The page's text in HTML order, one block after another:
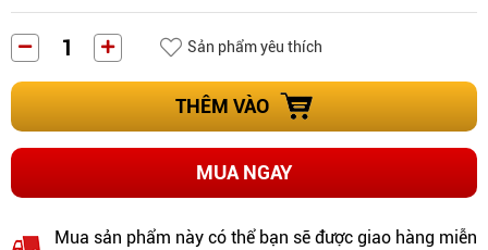
Sản phẩm yêu thích
THÊM VÀO
MUA NGAY
Mua sản phẩm này có thể bạn sẽ được giao hàng miễn